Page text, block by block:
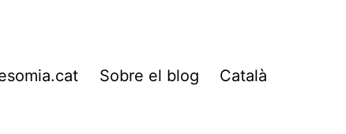
Sobre el blog Català